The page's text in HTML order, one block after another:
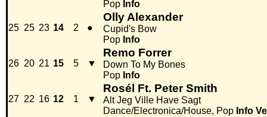
Pop Info
25 25 23 14 2 ●
Olly Alexander
Cupid's Bow
Pop Info
26 20 21 15 5 ▼
Remo Forrer
Down To My Bones
Pop Info
27 22 16 12 1 ▼
Rosél Ft. Peter Smith
Alt Jeg Ville Have Sagt
Dance/Electronica/House, Pop Info